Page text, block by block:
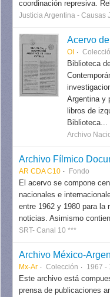
coordinación represiva.
Justicia Argentina - Causas
OI
Biblioteca
Argentina y
libros de
Biblioteca...
Archivo
Archivo Fílmico
AR CDA C10 Fondo
El acervo se compone
nacionales e
entre 1962 y 1980 para la
noticias. Asimismo
SRT- Canal 10 ***
Archivo México-
Mx-Ar Colección 1967 -
Este archivo está
prensa de publicaciones